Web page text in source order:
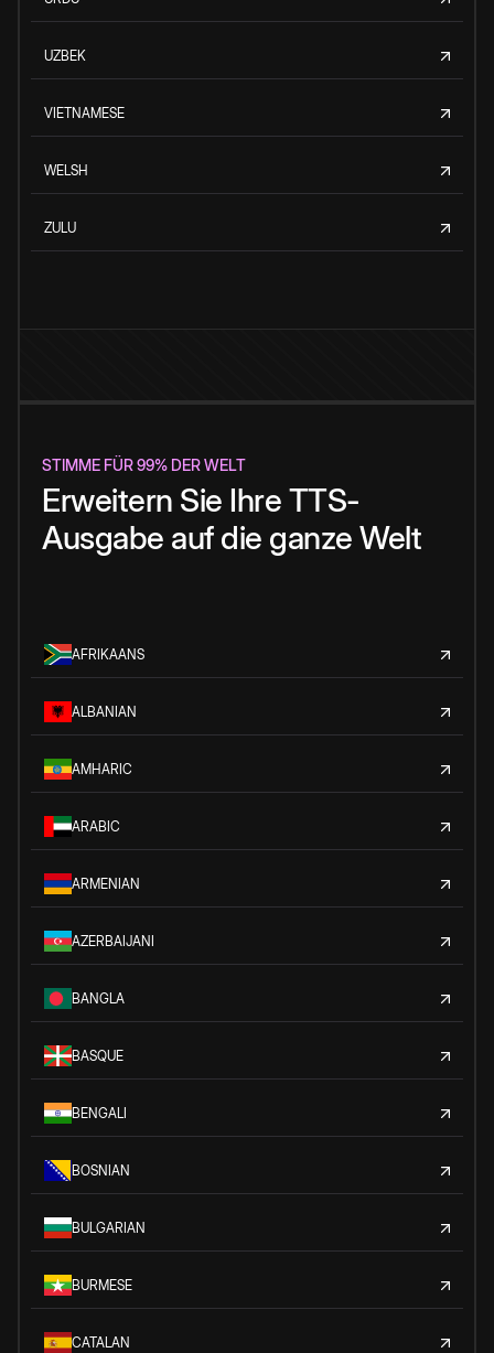
UZBEK
VIETNAMESE
WELSH
ZULU
STIMME FÜR 99% DER WELT
Erweitern Sie Ihre TTS-
Ausgabe auf die ganze Welt
AFRIKAANS
ALBANIAN
AMHARIC
ARABIC
ARMENIAN
AZERBAIJANI
BANGLA
BASQUE
BENGALI
BOSNIAN
BULGARIAN
BURMESE
CATALAN